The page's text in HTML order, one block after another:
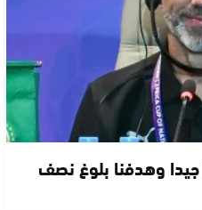
جيدا وهدفنا بلوغ نصف